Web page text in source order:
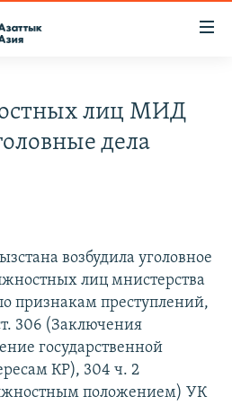
лиц МИД
дела
возбудила уголовное
лиц мнистерства
признакам преступлений,
306 (Заключения
государственной
КР), 304 ч. 2
положением) УК